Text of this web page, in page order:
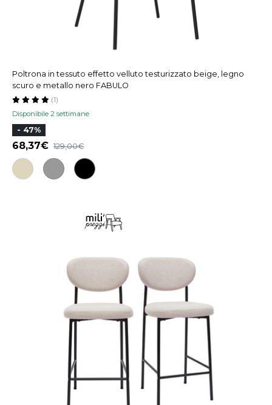
Poltrona in tessuto effetto velluto testurizzato beige, legno
scuro e metallo nero FABULO
Disponibile 2 settimane
(1)
- 47%
68,37 129,00